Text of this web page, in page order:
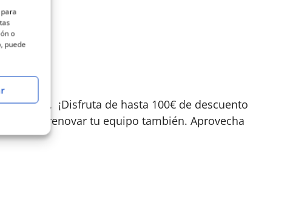
o
puede
¡Disfruta de hasta 100€ de descuento
Y renovar tu equipo también. Aprovecha